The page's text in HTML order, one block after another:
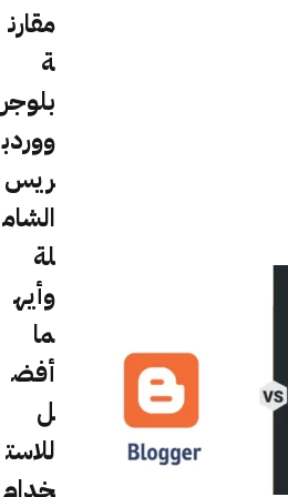
مقارن
ة
بلوجر
ووردب
ريس
الشام
لة
وأيه
ما
أفض
ل
للاست
خدام